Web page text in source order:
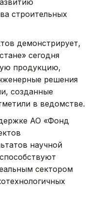
строительных
демонстрирует,
сегодня
продукцию,
решения
созданные
в ведомстве.
АО «Фонд
научной
сектором